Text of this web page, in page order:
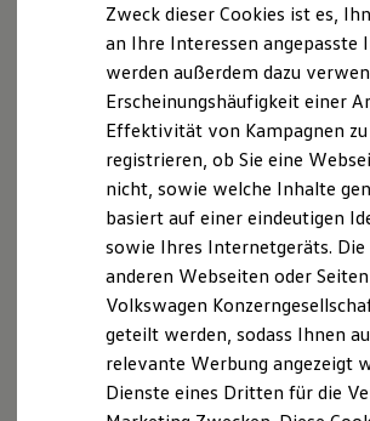
Der ID.7 GTX
Der ID.7 Tourer
Der ID.7 GTX Tourer
Der neue ID. Cross
Elektrofahrzeugkonzepte
ID. EVERY1
Reichweite
Reichweite der ID. Modelle
Reichweite im Winter
Rekuperation
Laden unterwegs
Laden Zuhause
Ladestationen finden
Ladezeitensimulator
Batterie
Sicherheit
Garantie und Lebensdauer
Exterieur
Harmonisch aufeinander abgestimmt:
beleuchtendem VolkswagenLogo und
Frontstoßfängern weiß der Golf
überzeugen. Auch die neuen
Rückleuchten mit optionalen
Zweck dieser Cookies ist es,
an Ihre Interessen angepasste
werden außerdem dazu
Erscheinungshäufigkeit einer
Effektivität von Kampagnen zu
registrieren, ob Sie eine
nicht, sowie welche Inhalte
basiert auf einer eindeutigen
sowie Ihres Internetgeräts.
anderen Webseiten oder
Volkswagen
geteilt werden, sodass Ihnen
relevante Werbung angezeigt
Dienste eines Dritten für die